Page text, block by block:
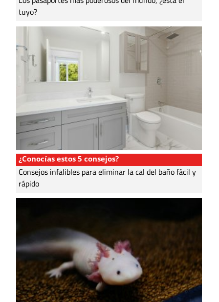
tuyo?
¿Conocías estos 5 consejos?
Consejos infalibles para eliminar la cal del baño fácil y
rápido